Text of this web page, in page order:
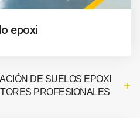
epoxi
DE SUELOS EPOXI
PROFESIONALES